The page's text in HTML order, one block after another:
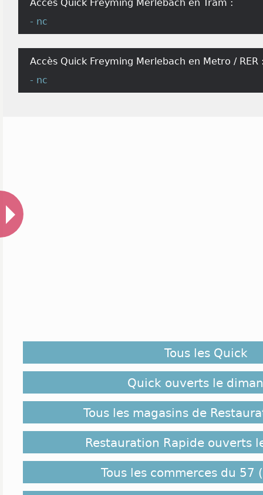
Accès Quick Freyming Merlebach en Tram :
- nc
Accès Quick Freyming Merlebach en Metro / RER
- nc
Tous les Quick
Quick ouverts le
Tous les magasins de
Restauration Rapide ouverts
Tous les commerces du 57